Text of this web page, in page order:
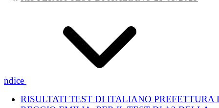
Indice
RISULTATI TEST DI ITALIANO PREFETTURA